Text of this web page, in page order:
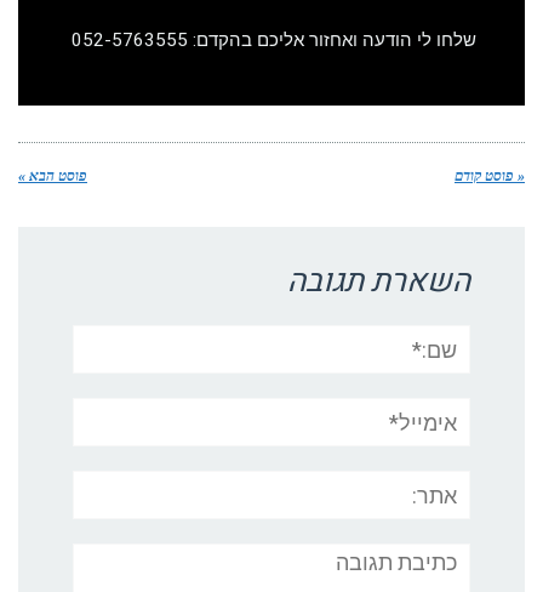
שלחו לי הודעה ואחזור אליכם בהקדם: 052-5763555
קודם פוסט הבא »
השארת תגובה
תגובה